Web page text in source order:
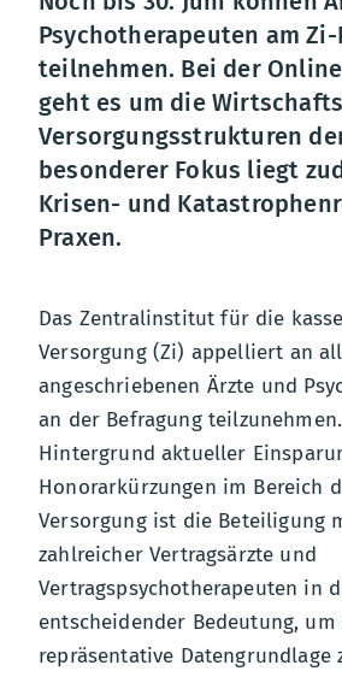
Psychotherapeuten am
teilnehmen. Bei der
geht es um die
Versorgungsstrukturen
besonderer Fokus liegt
Krisen- und
Praxen.
Das Zentralinstitut für die
Versorgung (Zi) appelliert an
angeschriebenen Ärzte und
an der Befragung
Hintergrund aktueller
Honorarkürzungen im Bereich
Versorgung ist die Beteiligung
zahlreicher Vertragsärzte und
Vertragspsychotherapeuten in
entscheidender Bedeutung, um
repräsentative Datengrundlage